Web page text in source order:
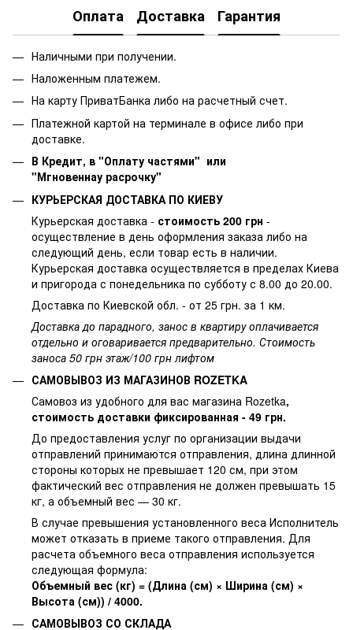
Оплата Доставка Гарантия
Наличными при получении.
Наложенным платежем.
На карту ПриватБанка либо на расчетный счет.
Платежной картой на терминале в офисе либо при
доставке.
В Кредит, в "Оплату частями" или
"Мгновеннау расрочку"
КУРЬЕРСКАЯ ДОСТАВКА ПО КИЕВУ
Курьерская доставка - стоимость 200 грн -
осуществление в день оформления заказа либо на
следующий день, если товар есть в наличии.
Курьерская доставка осуществляется в пределах Киева
и пригорода с понедельника по субботу с 8.00 до 20.00.
Доставка по Киевской обл. - от 25 грн. за 1 км.
Доставка до парадного, занос в квартиру оплачивается
отдельно и оговаривается предварительно. Стоимость
заноса 50 грн этаж/100 грн лифтом
САМОВЫВОЗ ИЗ МАГАЗИНОВ ROZETKA
Самовоз из удобного для вас магазина Rozetka,
стоимость доставки фиксированная - 49 грн.
До предоставления услуг по организации выдачи
отправлений принимаются отправления, длина длинной
стороны которых не превышает 120 см, при этом
фактический вес отправления не должен превышать 15
кг, а объемный вес — 30 кг.
В случае превышения установленного веса Исполнитель
может отказать в приеме такого отправления. Для
расчета объемного веса отправления используется
следующая формула:
Объемный вес (кг) = (Длина (см) × Ширина (см) ×
Высота (см)) / 4000.
САМОВЫВОЗ СО СКЛАДА